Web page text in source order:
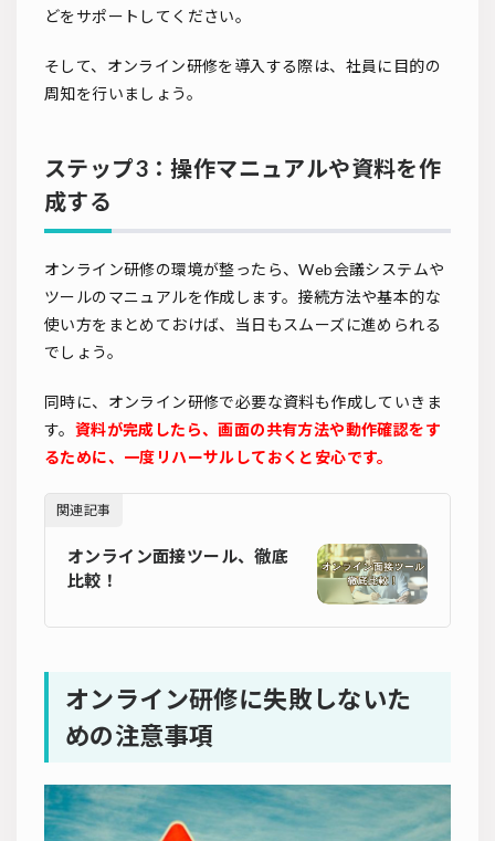
どをサポートしてください。
そして、オンライン研修を導入する際は、社員に目的の
周知を行いましょう。
ステップ3：操作マニュアルや資料を作
成する
オンライン研修の環境が整ったら、Web会議システムや
ツールのマニュアルを作成します。接続方法や基本的な
使い方をまとめておけば、当日もスムーズに進められる
でしょう。
同時に、オンライン研修で必要な資料も作成していきま
す。 資料が完成したら、画面の共有方法や動作確認をす
るために、一度リハーサルしておくと安心です。
関連記事
オンライン面接ツール、徹底
比較！
オンライン研修に失敗しないた
めの注意事項